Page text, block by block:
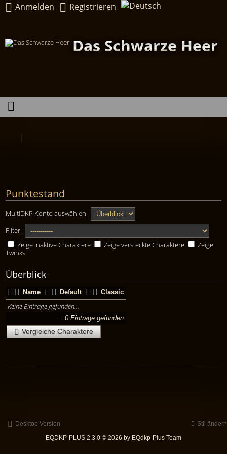
Anmelden Registrieren
Das Schwarze Heer
Punktestand
MultiDKP Konto auswählen:
Filter:
Zeige inaktive Charaktere
Zeige versteckte Charaktere
Zeige
Twinks
Überblick
Name Default Classic
Keine Einträge gefunden...
... 0 Einträge gefunden
Vergleiche Charaktere
Desktop Version
Stil ändern
EQDKP-PLUS 2.3.0 © 2026 by EQdkp-Plus Team